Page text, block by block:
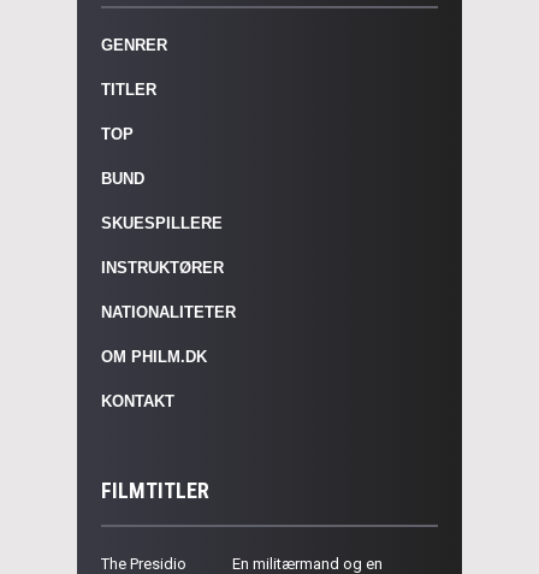
GENRER
TITLER
TOP
BUND
SKUESPILLERE
INSTRUKTØRER
NATIONALITETER
OM PHILM.DK
KONTAKT
FILMTITLER
The Presidio
En militærmand og en